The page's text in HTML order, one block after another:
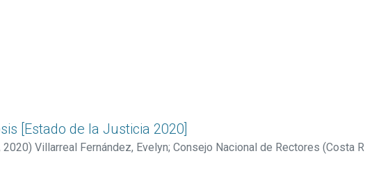
[Estado de la Justicia 2020]
2020) Villarreal Fernández, Evelyn; Consejo Nacional de Rectores (Costa